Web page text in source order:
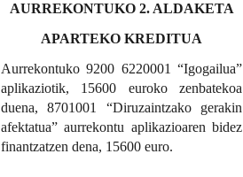
AURREKONTUKO 2. ALDAKETA
APARTEKO KREDITUA
Aurrekontuko 9200 6220001 “Igogailua”
aplikaziotik, 15600 euroko zenbatekoa
duena, 8701001 “Diruzaintzako gerakin
afektatua” aurrekontu aplikazioaren bidez
finantzatzen dena, 15600 euro.